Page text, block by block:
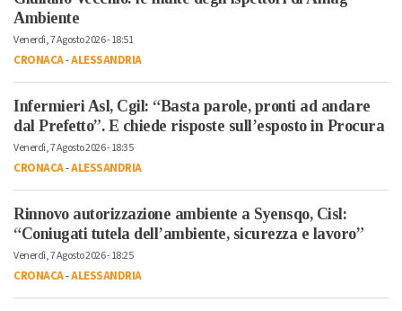
Ambiente
Venerdì, 7 Agosto 2026 - 18:51
CRONACA-ALESSANDRIA
Infermieri Asl, Cgil: “Basta parole, pronti ad andare
dal Prefetto”. E chiede risposte sull’esposto in Procura
Venerdì, 7 Agosto 2026 - 18:35
CRONACA-ALESSANDRIA
Rinnovo autorizzazione ambiente a Syensqo, Cisl:
“Coniugati tutela dell’ambiente, sicurezza e lavoro”
Venerdì, 7 Agosto 2026 - 18:25
CRONACA-ALESSANDRIA